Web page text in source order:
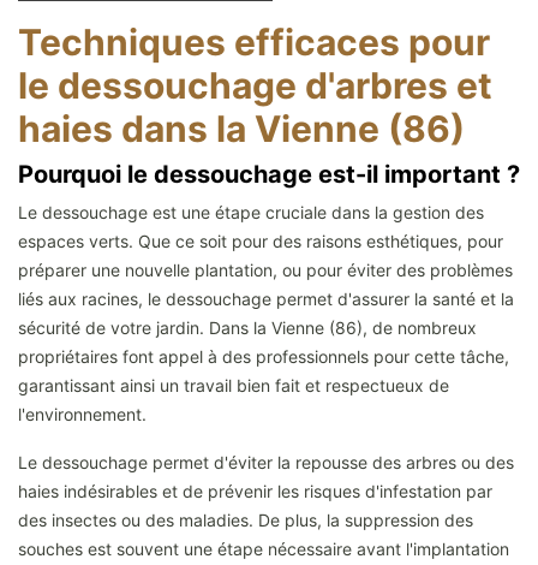
Techniques efficaces pour
le dessouchage d'arbres et
haies dans la Vienne (86)
Pourquoi le dessouchage est-il important ?
Le dessouchage est une étape cruciale dans la gestion des
espaces verts. Que ce soit pour des raisons esthétiques, pour
préparer une nouvelle plantation, ou pour éviter des problèmes
liés aux racines, le dessouchage permet d'assurer la santé et la
sécurité de votre jardin. Dans la Vienne (86), de nombreux
propriétaires font appel à des professionnels pour cette tâche,
garantissant ainsi un travail bien fait et respectueux de
l'environnement.
Le dessouchage permet d'éviter la repousse des arbres ou des
haies indésirables et de prévenir les risques d'infestation par
des insectes ou des maladies. De plus, la suppression des
souches est souvent une étape nécessaire avant l'implantation